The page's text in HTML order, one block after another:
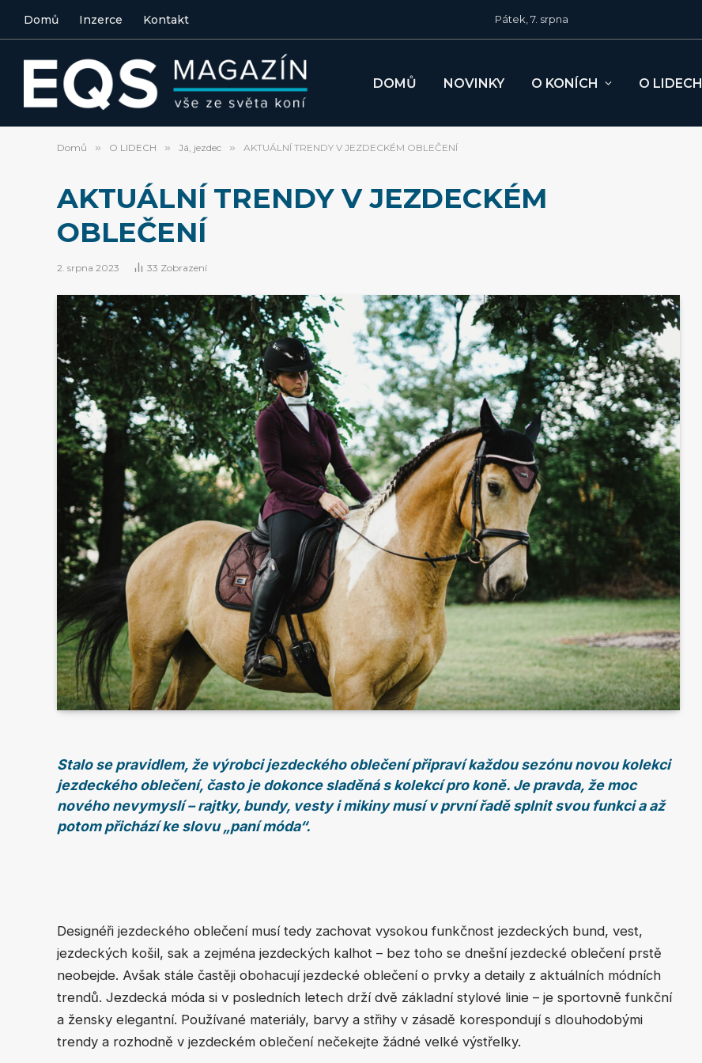
Domů Inzerce Kontakt Pátek, 7. srpna
DOMŮ NOVINKY O KONÍCH O LIDECH
Domů » O LIDECH » Já, jezdec » AKTUÁLNÍ TRENDY V JEZDECKÉM OBLEČENÍ
AKTUÁLNÍ TRENDY V JEZDECKÉM
OBLEČENÍ
2. srpna 2023 33 Zobrazení
Stalo se pravidlem, že výrobci jezdeckého oblečení připraví každou sezónu novou kolekci
jezdeckého oblečení, často je dokonce sladěná s kolekcí pro koně. Je pravda, že moc
nového nevymyslí – rajtky, bundy, vesty i mikiny musí v první řadě splnit svou funkci a až
potom přichází ke slovu „paní móda“.
Designéři jezdeckého oblečení musí tedy zachovat vysokou funkčnost jezdeckých bund, vest,
jezdeckých košil, sak a zejména jezdeckých kalhot – bez toho se dnešní jezdecké oblečení prstě
neobejde. Avšak stále častěji obohacují jezdecké oblečení o prvky a detaily z aktuálních módních
trendů. Jezdecká móda si v posledních letech drží dvě základní stylové linie – je sportovně funkční
a žensky elegantní. Používané materiály, barvy a střihy v zásadě korespondují s dlouhodobými
trendy a rozhodně v jezdeckém oblečení nečekejte žádné velké výstřelky.